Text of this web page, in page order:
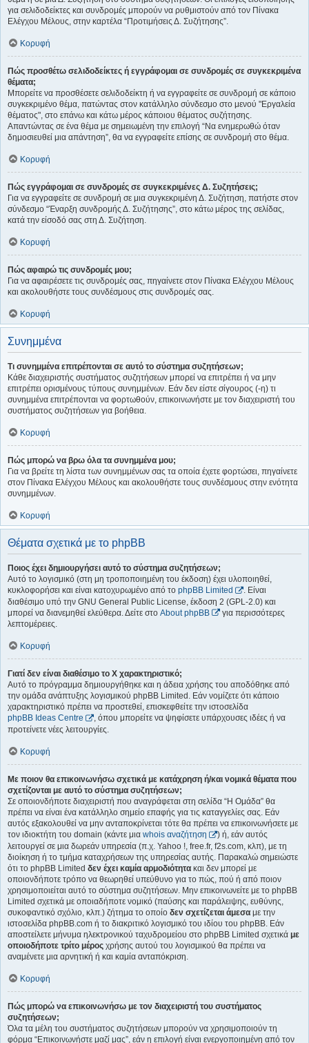
για σελιδοδείκτες και συνδρομές μπορούν να ρυθμιστούν από τον Πίνακα
Ελέγχου Μέλους, στην καρτέλα “Προτιμήσεις Δ. Συζήτησης”.
Κορυφή
Πώς προσθέτω σελιδοδείκτες ή εγγράφομαι σε συνδρομές σε συγκεκριμένα
θέματα;
Μπορείτε να προσθέσετε σελιδοδείκτη ή να εγγραφείτε σε συνδρομή σε κάποιο
συγκεκριμένο θέμα, πατώντας στον κατάλληλο σύνδεσμο στο μενού "Εργαλεία
θέματος", στο επάνω και κάτω μέρος κάποιου θέματος συζήτησης.
Απαντώντας σε ένα θέμα με σημειωμένη την επιλογή “Να ενημερωθώ όταν
δημοσιευθεί μια απάντηση”, θα να εγγραφείτε επίσης σε συνδρομή στο θέμα.
Κορυφή
Πώς εγγράφομαι σε συνδρομές σε συγκεκριμένες Δ. Συζητήσεις;
Για να εγγραφείτε σε συνδρομή σε μια συγκεκριμένη Δ. Συζήτηση, πατήστε στον
σύνδεσμο “Έναρξη συνδρομής Δ. Συζήτησης”, στο κάτω μέρος της σελίδας,
κατά την είσοδό σας στη Δ. Συζήτηση.
Κορυφή
Πώς αφαιρώ τις συνδρομές μου;
Για να αφαιρέσετε τις συνδρομές σας, πηγαίνετε στον Πίνακα Ελέγχου Μέλους
και ακολουθήστε τους συνδέσμους στις συνδρομές σας.
Κορυφή
Συνημμένα
Τι συνημμένα επιτρέπονται σε αυτό το σύστημα συζητήσεων;
Κάθε διαχειριστής συστήματος συζητήσεων μπορεί να επιτρέπει ή να μην
επιτρέπει ορισμένους τύπους συνημμένων. Εάν δεν είστε σίγουρος (-η) τι
συνημμένα επιτρέπονται να φορτωθούν, επικοινωνήστε με τον διαχειριστή του
συστήματος συζητήσεων για βοήθεια.
Κορυφή
Πώς μπορώ να βρω όλα τα συνημμένα μου;
Για να βρείτε τη λίστα των συνημμένων σας τα οποία έχετε φορτώσει, πηγαίνετε
στον Πίνακα Ελέγχου Μέλους και ακολουθήστε τους συνδέσμους στην ενότητα
συνημμένων.
Κορυφή
Θέματα σχετικά με το phpBB
Ποιος έχει δημιουργήσει αυτό το σύστημα συζητήσεων;
Αυτό το λογισμικό (στη μη τροποποιημένη του έκδοση) έχει υλοποιηθεί,
κυκλοφορήσει και είναι κατοχυρωμένο από το phpBB Limited
. Είναι
διαθέσιμο υπό την GNU General Public License, έκδοση 2 (GPL-2.0) και
μπορεί να διανεμηθεί ελεύθερα. Δείτε στο About phpBB
για περισσότερες
λεπτομέρειες.
Κορυφή
Γιατί δεν είναι διαθέσιμο το Χ χαρακτηριστικό;
Αυτό το πρόγραμμα δημιουργήθηκε και η άδεια χρήσης του αποδόθηκε από
την ομάδα ανάπτυξης λογισμικού phpBB Limited. Εάν νομίζετε ότι κάποιο
χαρακτηριστικό πρέπει να προστεθεί, επισκεφθείτε την ιστοσελίδα
phpBB Ideas Centre
, όπου μπορείτε να ψηφίσετε υπάρχουσες ιδέες ή να
προτείνετε νέες λειτουργίες.
Κορυφή
Με ποιον θα επικοινωνήσω σχετικά με κατάχρηση ή/και νομικά θέματα που
σχετίζονται με αυτό το σύστημα συζητήσεων;
Σε οποιονδήποτε διαχειριστή που αναγράφεται στη σελίδα “Η Ομάδα” θα
πρέπει να είναι ένα κατάλληλο σημείο επαφής για τις καταγγελίες σας. Εάν
αυτός εξακολουθεί να μην ανταποκρίνεται τότε θα πρέπει να επικοινωνήσετε με
τον ιδιοκτήτη του domain (κάντε μια whois αναζήτηση
) ή, εάν αυτός
λειτουργεί σε μια δωρεάν υπηρεσία (π.χ. Yahoo !, free.fr, f2s.com, κλπ), με τη
διοίκηση ή το τμήμα καταχρήσεων της υπηρεσίας αυτής. Παρακαλώ σημειώστε
ότι το phpBB Limited δεν έχει καμία αρμοδιότητα και δεν μπορεί με
οποιονδήποτε τρόπο να θεωρηθεί υπεύθυνο για το πώς, πού ή από ποιον
χρησιμοποιείται αυτό το σύστημα συζητήσεων. Μην επικοινωνείτε με το phpBB
Limited σχετικά με οποιαδήποτε νομικό (παύσης και παράλειψης, ευθύνης,
συκοφαντικό σχόλιο, κλπ.) ζήτημα το οποίο δεν σχετίζεται άμεσα με την
ιστοσελίδα phpBB.com ή το διακριτικό λογισμικό του ιδίου του phpBB. Εάν
αποστείλετε μήνυμα ηλεκτρονικού ταχυδρομείου στο phpBB Limited σχετικά με
οποιοδήποτε τρίτο μέρος χρήσης αυτού του λογισμικού θα πρέπει να
αναμένετε μια αρνητική ή και καμία ανταπόκριση.
Κορυφή
Πώς μπορώ να επικοινωνήσω με τον διαχειριστή του συστήματος
συζητήσεων;
Όλα τα μέλη του συστήματος συζητήσεων μπορούν να χρησιμοποιούν τη
φόρμα “Επικοινωνήστε μαζί μας”, εάν η επιλογή είναι ενεργοποιημένη από τον